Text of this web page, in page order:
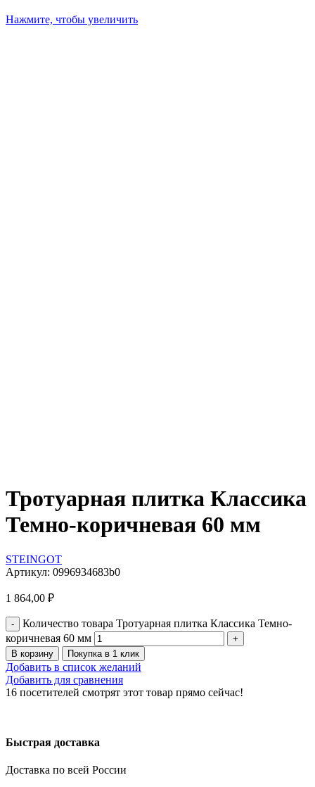
Нажмите, чтобы увеличить
Тротуарная плитка Классика
Темно-коричневая 60 мм
STEINGOT
Артикул: 0996934683b0
1 864,00 ₽
Количество товара Тротуарная плитка Классика Темно-
коричневая 60 мм
В корзину Покупка в 1 клик
Добавить в список желаний
Добавить для сравнения
16 посетителей смотрят этот товар прямо сейчас!
Быстрая доставка
Доставка по всей России